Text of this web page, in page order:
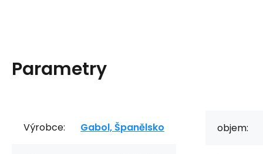
Parametry
Výrobce: Gabol, Španělsko objem: